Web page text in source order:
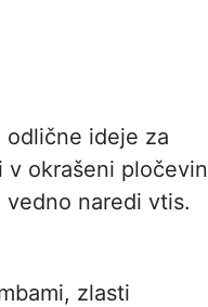
odlične ideje za
v okrašeni
naredi vtis.
zlasti